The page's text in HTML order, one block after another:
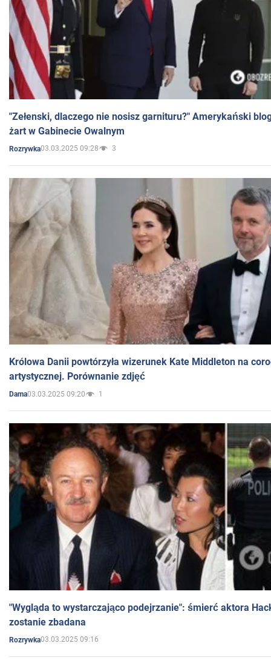
"Zełenski, dlaczego nie nosisz garnituru?" Amerykański
żart w Gabinecie Owalnym
Rozrywka03.03.2025 09:28 3
Królowa Danii powtórzyła wizerunek Kate Middleton na
artystycznej. Porównanie zdjęć
Dama03.03.2025 09:20 1
"Wygląda to wystarczająco podejrzanie": śmierć aktora
zostanie zbadana
Rozrywka03.03.2025 09:16